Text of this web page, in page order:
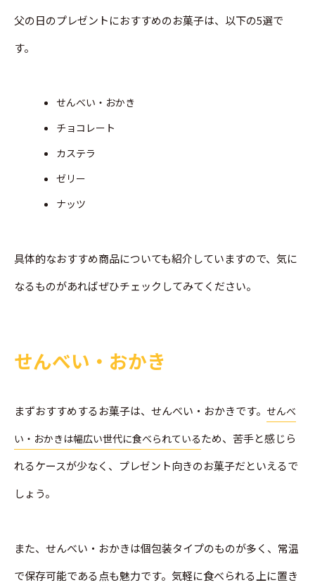
父の日のプレゼントにおすすめのお菓子は、以下の5選で
す。
せんべい・おかき
チョコレート
カステラ
ゼリー
ナッツ
具体的なおすすめ商品についても紹介していますので、気に
なるものがあればぜひチェックしてみてください。
せんべい・おかき
まずおすすめするお菓子は、せんべい・おかきです。 せんべ
い・おかきは幅広い世代に食べられているため、苦手と感じら
れるケースが少なく、プレゼント向きのお菓子だといえるで
しょう。
また、せんべい・おかきは個包装タイプのものが多く、常温
で保存可能である点も魅力です。気軽に食べられる上に置き